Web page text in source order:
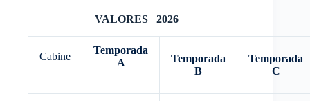
VALORES 2026
Cabine
Temporada
A
Temporada
B
Temporada
C